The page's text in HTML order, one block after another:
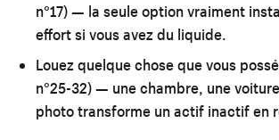
n°17) — la seule option vraiment
effort si vous avez du liquide.
Louez quelque chose que vous
n°25-32) — une chambre, une
photo transforme un actif inactif en